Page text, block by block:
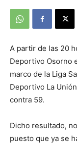
A partir de las 20
Deportivo Osorno
marco de la Liga
Deportivo La
contra 59.
Dicho resultado,
puesto que ya se